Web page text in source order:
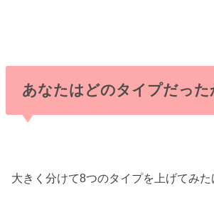
あなたはどのタイプだった
大きく分けて8つのタイプを上げてみた